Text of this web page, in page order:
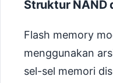
Struktur NAND
Flash memory
menggunakan
sel-sel memori